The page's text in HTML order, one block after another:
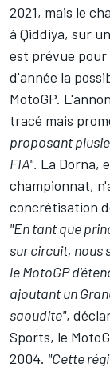
2021, mais le
à Qiddiya, sur
est prévue pour
d'année la
MotoGP.
tracé mais
proposant
FIA". La Dorna,
championnat,
concrétisation
"En tant que
sur circuit, nous
le MotoGP
ajoutant un
saoudite",
Sports, le
2004. "Cette